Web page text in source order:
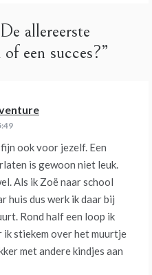
De allereerste
een succes?”
ook voor jezelf. Een
is gewoon niet leuk.
Als ik Zoë naar school
huis dus werk ik daar bij
Rond half een loop ik
ik stiekem over het muurtje
met andere kindjes aan